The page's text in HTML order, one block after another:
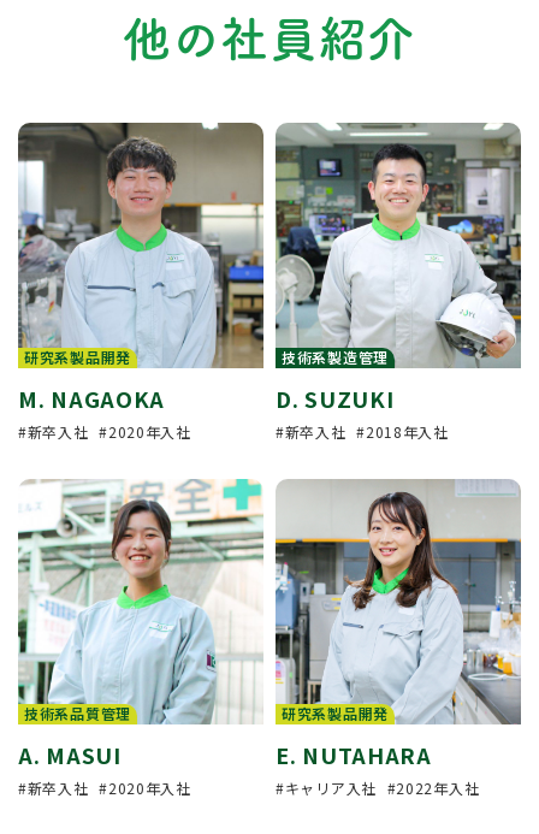
他の社員紹介
研究系製品開発
M. NAGAOKA
新卒入社 2020年入社
技術系製造管理
D. SUZUKI
新卒入社 2018年入社
技術系品質管理
A. MASUI
新卒入社 2020年入社
研究系製品開発
E. NUTAHARA
キャリア入社 2022年入社